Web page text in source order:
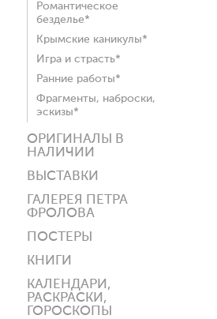
Романтическое
безделье*
Крымские каникулы*
Игра и страсть*
Ранние работы*
Фрагменты, наброски,
эскизы*
ОРИГИНАЛЫ В
НАЛИЧИИ
ВЫСТАВКИ
ГАЛЕРЕЯ ПЕТРА
ФРОЛОВА
ПОСТЕРЫ
КНИГИ
КАЛЕНДАРИ,
РАСКРАСКИ,
ГОРОСКОПЫ